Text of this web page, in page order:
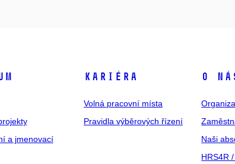
a jmenovací
Kariéra
Volná pracovní místa
Pravidla výběrových řízení
O
Naši
HRS4R